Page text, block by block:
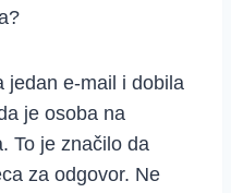
jedan e-mail i dobila
je osoba na
To je značilo da
za odgovor. Ne